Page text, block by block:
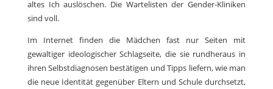
altes Ich auslöschen. Die Wartelisten der Gender-Kliniken
sind voll.
Im Internet finden die Mädchen fast nur Seiten mit
gewaltiger ideologischer Schlagseite, die sie rundheraus in
ihren Selbstdiagnosen bestätigen und Tipps liefern, wie man
die neue Identität gegenüber Eltern und Schule durchsetzt,